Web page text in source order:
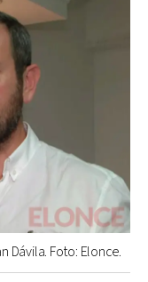
Dávila. Foto: Elonce.